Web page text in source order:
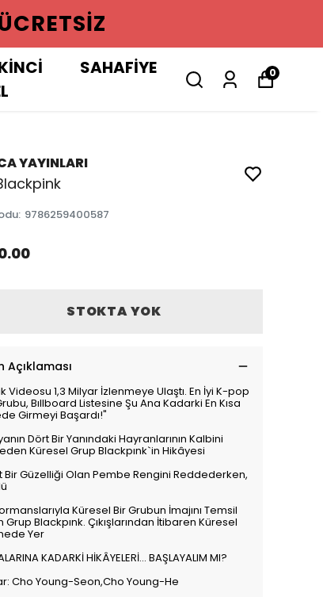
SAHAFİYE 0
YAYINLARI
: 9786259400587
STOKTA YOK
Açıklaması
Videosu 1,3 Milyar İzlenmeye Ulaştı. En İyi K-pop
Bıllboard Listesine Şu Ana Kadarki En Kısa
Girmeyi Başardı!"
Dört Bir Yanındaki Hayranlarının Kalbini
Küresel Grup Blackpınk`in Hikâyesi
Bir Güzelliği Olan Pembe Rengini Reddederken,
Küresel Bir Grubun İmajını Temsil
Grup Blackpınk. Çıkışlarından İtibaren Küresel
Yer
KADARKİ HİKÂYELERİ... BAŞLAYALIM MI?
Cho Young-Seon,Cho Young-He